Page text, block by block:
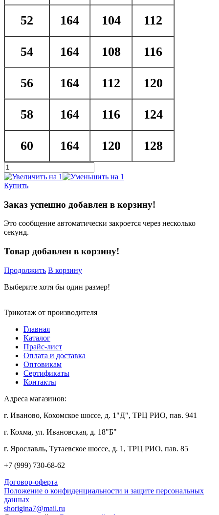
52 164 104 112
54 164 108 116
56 164 112 120
58 164 116 124
60 164 120 128
Купить
Заказ успешно добавлен в корзину!
Это сообщение автоматически закроется через несколько
секунд.
Товар добавлен в корзину!
Продолжить В корзину
Выберите хотя бы один размер!
Трикотаж от производителя
Главная
Каталог
Прайс-лист
Оплата и доставка
Оптовикам
Сертификаты
Контакты
Адреса магазинов:
г. Иваново, Кохомское шоссе, д. 1"Д", ТРЦ РИО, пав. 941
г. Кохма, ул. Ивановская, д. 18"Б"
г. Ярославль, Тутаевское шоссе, д. 1, ТРЦ РИО, пав. 85
+7 (999) 730-68-62
Договор-оферта
Положение о конфиденциальности и защите персональных
данных
shorigina7@mail.ru